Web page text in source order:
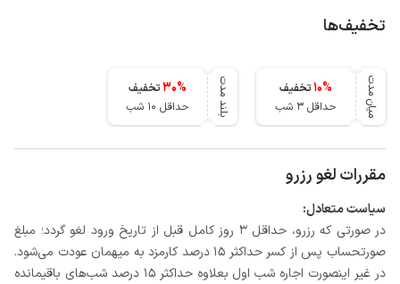
تخفیف‌ها
میان مدت 10%
تخفیف
حداقل 3 شب
بلند مدت 30%
تخفیف
حداقل 10 شب
مقررات لغو رزرو
سیاست متعادل:
در صورتی که رزرو، حداقل 3 روز کامل قبل از تاریخ ورود لغو گردد؛ مبلغ
صورتحساب پس از کسر حداکثر 15 درصد کارمزد به میهمان عودت می‌شود.
در غیر اینصورت اجاره شب اول بعلاوه حداکثر 15 درصد شب‌های باقیمانده